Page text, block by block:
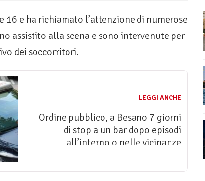
16 e ha richiamato l’attenzione di numerose
assistito alla scena e sono intervenute per
dei soccorritori.
LEGGI ANCHE
Ordine pubblico, a Besano 7 giorni
di stop a un bar dopo episodi
all’interno o nelle vicinanze